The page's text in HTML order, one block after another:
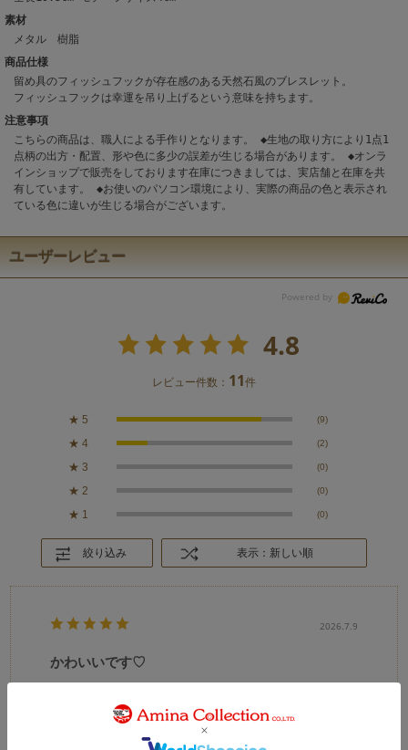
素材
メタル 樹脂
商品仕様
留め具のフィッシュフックが存在感のある天然石風のブレスレット。
フィッシュフックは幸運を吊り上げるという意味を持ちます。
注意事項
こちらの商品は、職人による手作りとなります。 ◆生地の取り方により1点1
点柄の出方・配置、形や色に多少の誤差が生じる場合があります。 ◆オンラ
インショップで販売をしております在庫につきましては、実店舗と在庫を共
有しています。 ◆お使いのパソコン環境により、実際の商品の色と表示され
ている色に違いが生じる場合がございます。
ユーザーレビュー
4.8
レビュー件数： 11件
★ 5 (9)
★ 4 (2)
★ 3 (0)
★ 2 (0)
★ 1 (0)
絞り込み 表示：新しい順
2026.7.9
かわいいです♡